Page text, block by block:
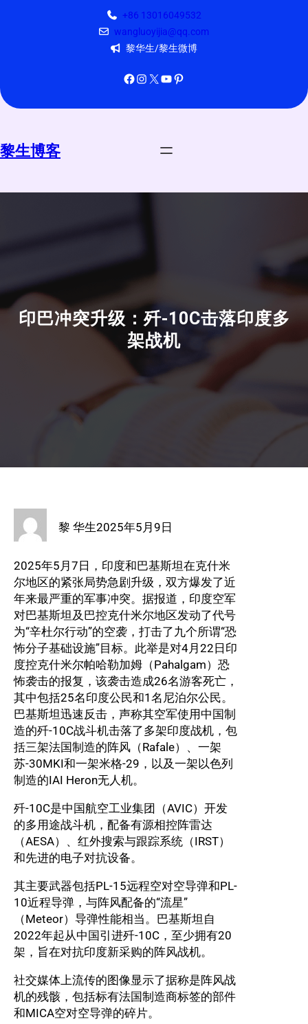
+86 13016049532
wangluoyijia@qq.com
黎华生/黎生微博
Facebook Instagram X YouTube Pinterest
黎生博客
印巴冲突升级：歼-10C击落印度多
架战机
黎 华生2025年5月9日
2025年5月7日，印度和巴基斯坦在克什米
尔地区的紧张局势急剧升级，双方爆发了近
年来最严重的军事冲突。据报道，印度空军
对巴基斯坦及巴控克什米尔地区发动了代号
为“辛杜尔行动”的空袭，打击了九个所谓“恐
怖分子基础设施”目标。此举是对4月22日印
度控克什米尔帕哈勒加姆（Pahalgam）恐
怖袭击的报复，该袭击造成26名游客死亡，
其中包括25名印度公民和1名尼泊尔公民。
巴基斯坦迅速反击，声称其空军使用中国制
造的歼-10C战斗机击落了多架印度战机，包
括三架法国制造的阵风（Rafale）、一架
苏-30MKI和一架米格-29，以及一架以色列
制造的IAI Heron无人机。
歼-10C是中国航空工业集团（AVIC）开发
的多用途战斗机，配备有源相控阵雷达
（AESA）、红外搜索与跟踪系统（IRST）
和先进的电子对抗设备。
其主要武器包括PL-15远程空对空导弹和PL-
10近程导弹，与阵风配备的“流星”
（Meteor）导弹性能相当。巴基斯坦自
2022年起从中国引进歼-10C，至少拥有20
架，旨在对抗印度新采购的阵风战机。
社交媒体上流传的图像显示了据称是阵风战
机的残骸，包括标有法国制造商标签的部件
和MICA空对空导弹的碎片。